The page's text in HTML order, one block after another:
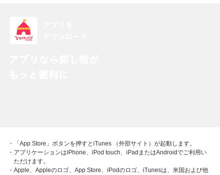
・「App Store」ボタンを押すとiTunes （外部サイト）が起動します。
・アプリケーションはiPhone、iPod touch、iPadまたはAndroidでご利用い
ただけます。
・Apple、Appleのロゴ、App Store、iPodのロゴ、iTunesは、米国および他